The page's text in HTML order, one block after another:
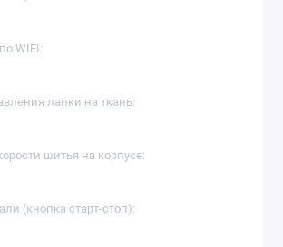
WIFI:
лапки на ткань:
шитья на корпусе:
(кнопка старт-стоп):